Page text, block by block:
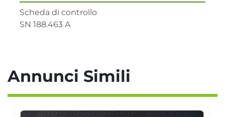
Scheda di controllo
SN 188.463 A
Annunci Simili